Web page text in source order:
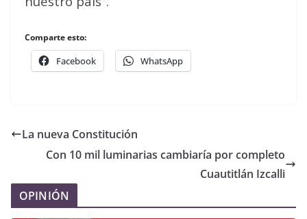
Comparte esto:
Facebook WhatsApp
La nueva Constitución
Con 10 mil luminarias cambiaría por completo
Cuautitlán Izcalli
OPINIÓN